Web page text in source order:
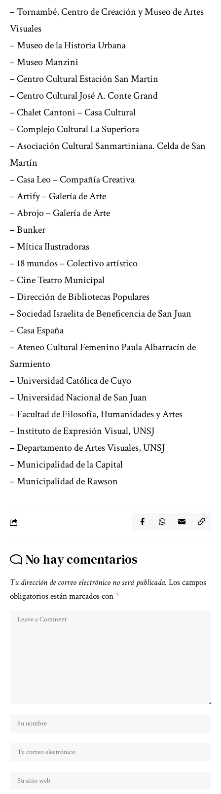
– Tornambé, Centro de Creación y Museo de Artes
Visuales
– Museo de la Historia Urbana
– Museo Manzini
– Centro Cultural Estación San Martín
– Centro Cultural José A. Conte Grand
– Chalet Cantoni – Casa Cultural
– Complejo Cultural La Superiora
– Asociación Cultural Sanmartiniana. Celda de San
Martín
– Casa Leo – Compañía Creativa
– Artify – Galería de Arte
– Abrojo – Galería de Arte
– Bunker
– Mítica Ilustradoras
– 18 mundos – Colectivo artístico
– Cine Teatro Municipal
– Dirección de Bibliotecas Populares
– Sociedad Israelita de Beneficencia de San Juan
– Casa España
– Ateneo Cultural Femenino Paula Albarracín de
Sarmiento
– Universidad Católica de Cuyo
– Universidad Nacional de San Juan
– Facultad de Filosofía, Humanidades y Artes
– Instituto de Expresión Visual, UNSJ
– Departamento de Artes Visuales, UNSJ
– Municipalidad de la Capital
– Municipalidad de Rawson
No hay comentarios
Tu dirección de correo electrónico no será publicada. Los campos
obligatorios están marcados con*